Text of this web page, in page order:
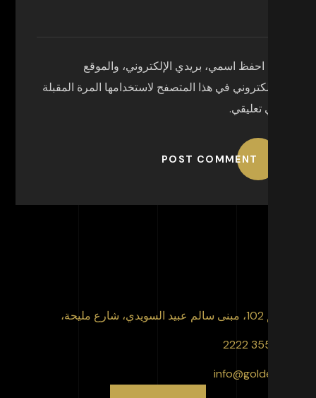
احفظ اسمي، بريدي الإلكتروني، والموقع
الإلكتروني في هذا المتصفح لاستخدامها المرة المقبلة
في تعليقي.
POST COMMENT